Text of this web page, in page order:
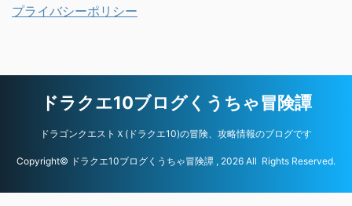
プライバシーポリシー
ドラクエ10ブログくうちゃ冒険譚
ドラゴンクエストＸ(ドラクエ10)の冒険、攻略情報のブログです
Copyright© ドラクエ10ブログくうちゃ冒険譚 , 2026 All Rights Reserved.